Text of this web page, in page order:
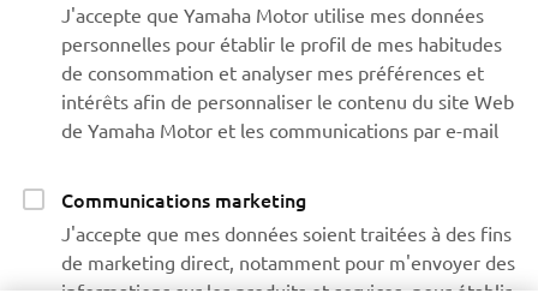
J'accepte que Yamaha Motor utilise mes données
personnelles pour établir le profil de mes habitudes
de consommation et analyser mes préférences et
intérêts afin de personnaliser le contenu du site Web
de Yamaha Motor et les communications par e-mail
Communications marketing
J'accepte que mes données soient traitées à des fins
de marketing direct, notamment pour m'envoyer des
informations sur les produits et services, pour établir